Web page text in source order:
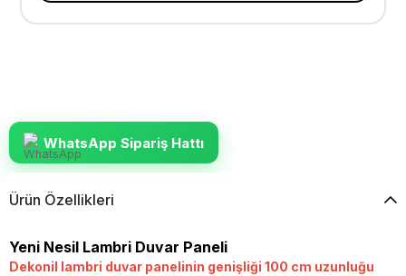
WhatsApp Sipariş Hattı
Ürün Özellikleri
Yeni Nesil Lambri Duvar Paneli
Dekonil lambri duvar panelinin genişliği 100 cm uzunluğu